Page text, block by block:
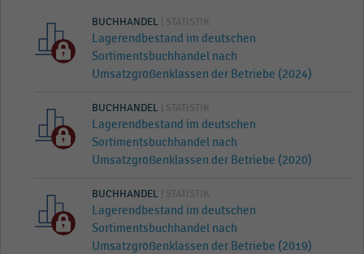
BUCHHANDEL | STATISTIK
Lagerendbestand im deutschen
Sortimentsbuchhandel nach
Umsatzgrößenklassen der Betriebe (2024)
BUCHHANDEL | STATISTIK
Lagerendbestand im deutschen
Sortimentsbuchhandel nach
Umsatzgrößenklassen der Betriebe (2020)
BUCHHANDEL | STATISTIK
Lagerendbestand im deutschen
Sortimentsbuchhandel nach
Umsatzgrößenklassen der Betriebe (2019)